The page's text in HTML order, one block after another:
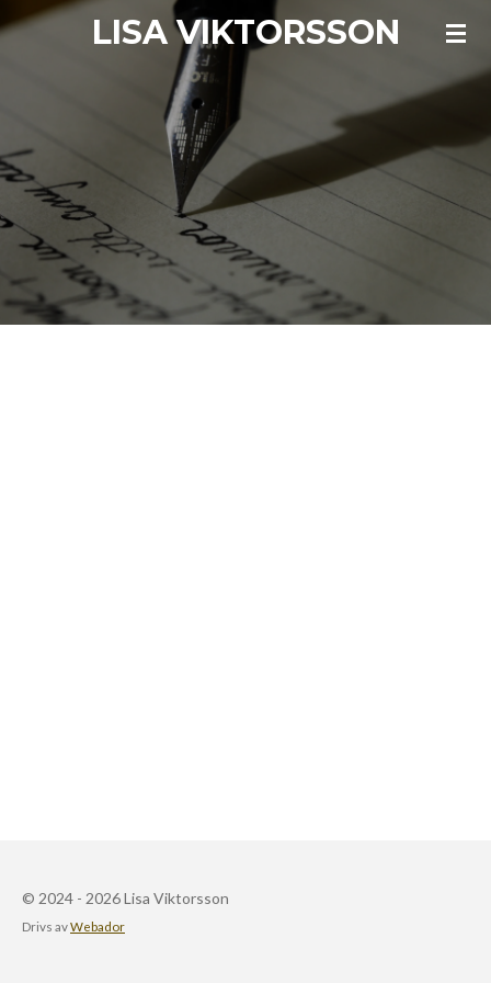
Hoppa
LISA VIKTORSSON
© 2024 - 2026 Lisa Viktorsson
Drivs avWebador